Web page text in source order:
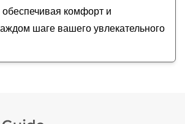
обеспечивая комфорт и
шаге вашего увлекательного